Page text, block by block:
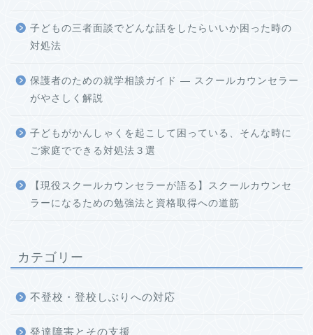
子どもの三者面談でどんな話をしたらいいか困った時の
対処法
保護者のための就学相談ガイド ― スクールカウンセラー
がやさしく解説
子どもがかんしゃくを起こして困っている、そんな時に
ご家庭でできる対処法３選
【現役スクールカウンセラーが語る】スクールカウンセ
ラーになるための勉強法と資格取得への道筋
カテゴリー
不登校・登校しぶりへの対応
発達障害とその支援